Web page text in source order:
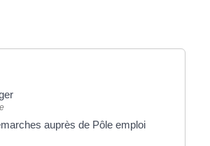
auprès de Pôle emploi